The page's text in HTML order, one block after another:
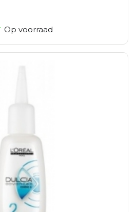
Op voorraad